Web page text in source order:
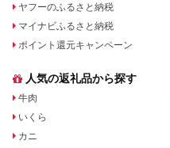
ヤフーのふるさと納税
マイナビふるさと納税
ポイント還元キャンペーン
人気の返礼品から探す
牛肉
いくら
カニ